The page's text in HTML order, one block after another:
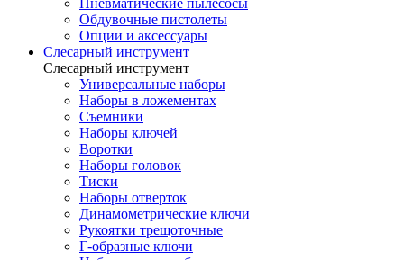
Пневматические пылесосы
Обдувочные пистолеты
Опции и аксессуары
Слесарный инструмент
Слесарный инструмент
Универсальные наборы
Наборы в ложементах
Съемники
Наборы ключей
Воротки
Наборы головок
Тиски
Наборы отверток
Динамометрические ключи
Рукоятки трещоточные
Г-образные ключи